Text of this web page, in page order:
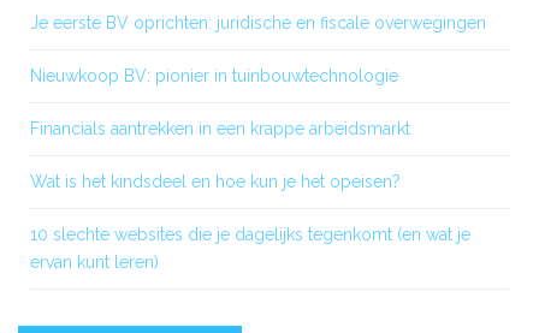
Je eerste BV oprichten: juridische en fiscale overwegingen
Nieuwkoop BV: pionier in tuinbouwtechnologie
Financials aantrekken in een krappe arbeidsmarkt
Wat is het kindsdeel en hoe kun je het opeisen?
10 slechte websites die je dagelijks tegenkomt (en wat je
ervan kunt leren)